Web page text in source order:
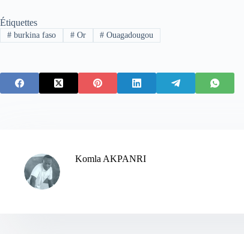
Étiquettes
#burkina faso #Or # Ouagadougou
Komla AKPANRI